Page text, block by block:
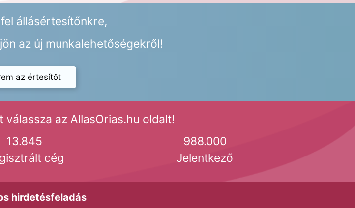
állásértesítőnkre,
az új munkalehetőségekről!
az értesítőt
az AllasOrias.hu oldalt!
13.845
cég
988.000
Jelentkező
hirdetésfeladás